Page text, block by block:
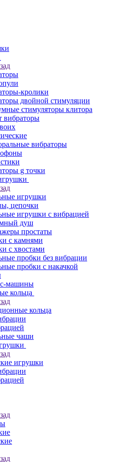
кролики
двойной стимуляции
стимуляторы клитора
вибраторы
вибраторы
g точки
игрушки
цепочки
игрушки с вибрацией
душ
простаты
с камнями
с хвостами
пробки без вибрации
пробки с накачкой
машины
кольца
кольца
чаши
игрушки